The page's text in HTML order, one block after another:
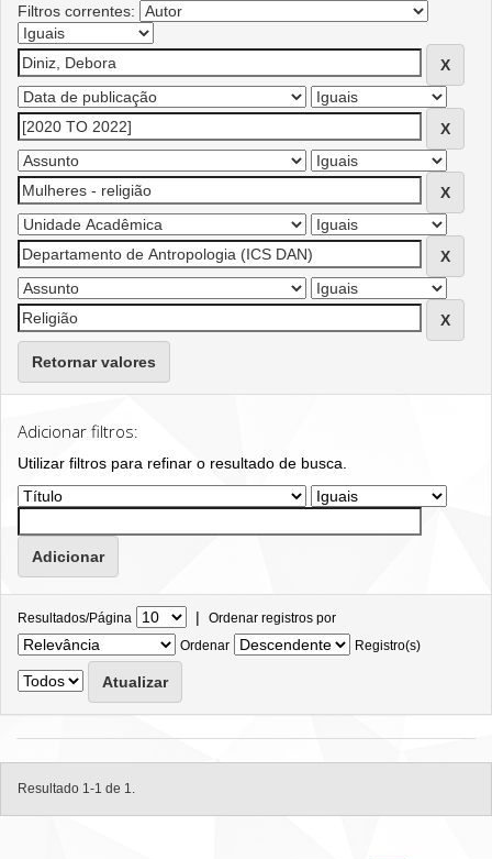
Filtros correntes:
Retornar valores
Adicionar filtros:
Utilizar filtros para refinar o resultado de busca.
Resultados/Página | Ordenar registros por
Ordenar
Registro(s)
Resultado 1-1 de 1.